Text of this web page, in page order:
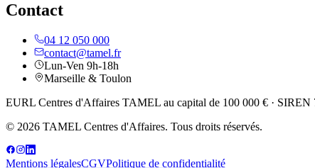
Contact
04 12 050 000
contact@tamel.fr
Lun-Ven 9h-18h
Marseille & Toulon
EURL Centres d'Affaires TAMEL au capital de 100 000 € · SIREN
© 2026 TAMEL Centres d'Affaires. Tous droits réservés.
Mentions légalesCGVPolitique de confidentialité